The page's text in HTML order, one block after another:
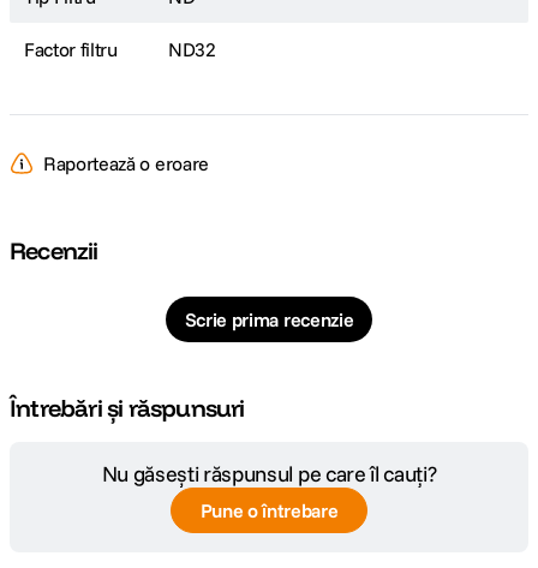
Factor filtru ND32
Raportează o eroare
Recenzii
Scrie prima recenzie
Întrebări și răspunsuri
Nu găsești răspunsul pe care îl cauți?
Pune o întrebare